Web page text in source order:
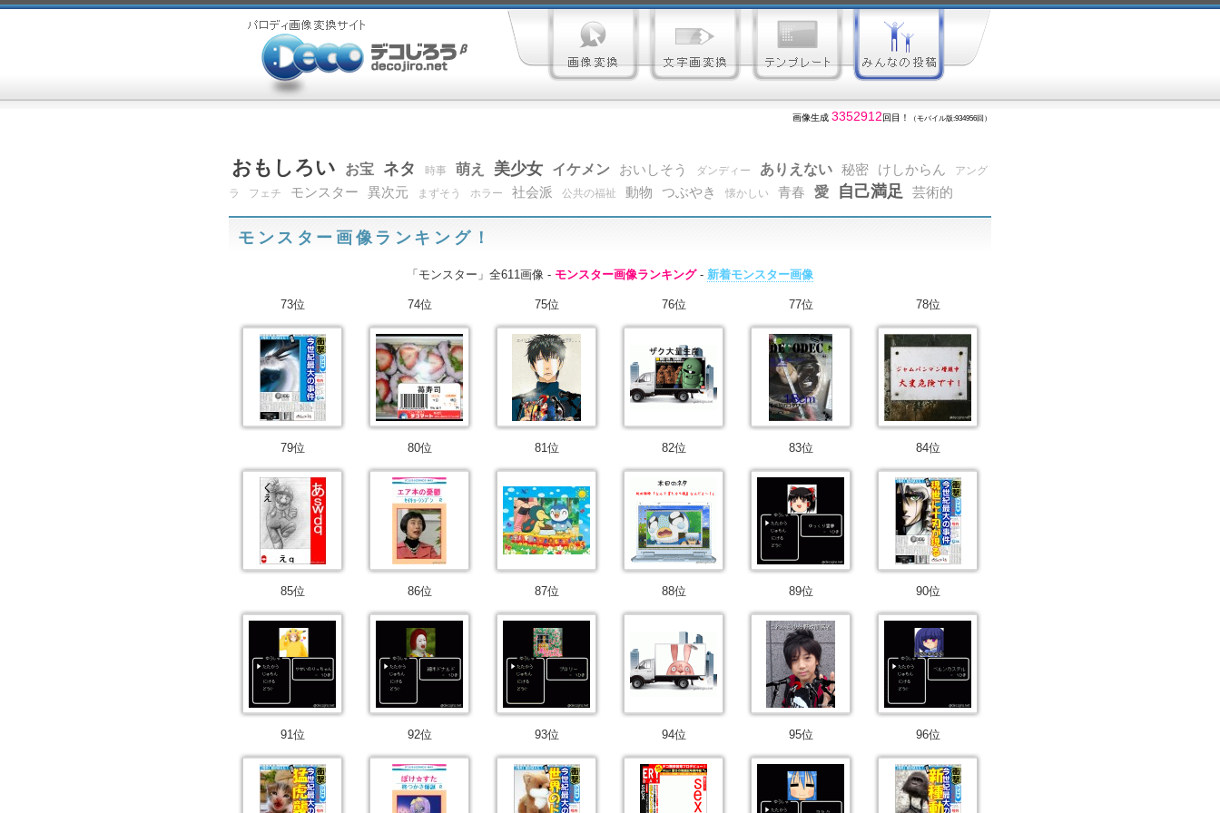
画像生成 3352912 回目！ （モバイル版:934956回）
おもしろい お宝 ネタ 時事 萌え 美少女 イケメン おいしそう ダンディー ありえない 秘密 けしからん
アング
ラ
フェチ モンスター 異次元 まずそう ホラー 社会派 公共の福祉 動物 つぶやき 懐かしい 青春 愛 自己満足 芸術的
モンスター画像ランキング！
「モンスター」全611画像 - モンスター画像ランキング- 新着モンスター画像
73位 74位 75位 76位 77位 78位
79位 80位 81位 82位 83位 84位
85位 86位 87位 88位 89位 90位
91位 92位 93位 94位 95位 96位